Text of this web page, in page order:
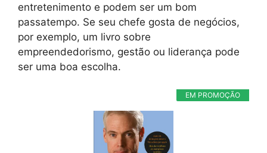
entretenimento e podem ser um bom
passatempo. Se seu chefe gosta de negócios,
por exemplo, um livro sobre
empreendedorismo, gestão ou liderança pode
ser uma boa escolha.
EM PROMOÇÃO